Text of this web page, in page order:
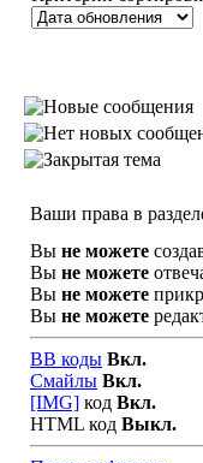
Ваши права в
Вы не можете
Вы не можете
Вы не можете
Вы не можете
BB коды Вкл.
Смайлы Вкл.
[IMG] код Вкл.
HTML код Выкл.